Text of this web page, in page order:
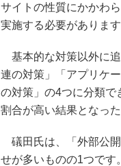
サイトの性質にかかわ
実施する必要がありま
基本的な対策以外に
連の対策」「アプリケ
の対策」の4つに分類で
割合が高い結果となった
礒田氏は、「外部公
せが多いものの1つです